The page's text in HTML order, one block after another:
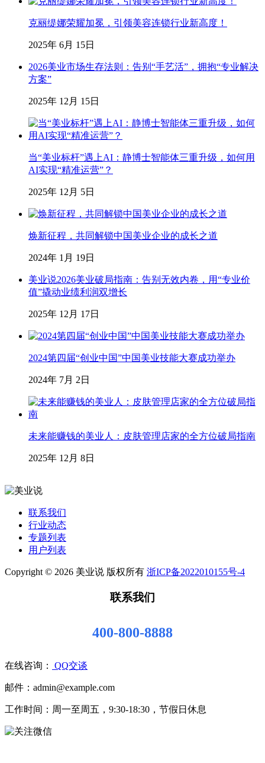
克丽缇娜荣耀加冕，引领美容连锁行业新高度！
2025年 6月 15日
2026美业市场生存法则：告别“手艺活”，拥抱“专业解决
方案”
2025年 12月 15日
当“美业标杆”遇上AI：静博士智能体三重升级，如何用
AI实现“精准运营”？
2025年 12月 5日
焕新征程，共同解锁中国美业企业的成长之道
2024年 1月 19日
美业说2026美业破局指南：告别无效内卷，用“专业价
值”撬动业绩利润双增长
2025年 12月 17日
2024第四届“创业中国”中国美业技能大赛成功举办
2024年 7月 2日
未来能赚钱的美业人：皮肤管理店家的全方位破局指南
2025年 12月 8日
联系我们
行业动态
专题列表
用户列表
Copyright © 2026 美业说 版权所有 浙ICP备2022010155号-4
联系我们
400-800-8888
在线咨询： QQ交谈
邮件：admin@example.com
工作时间：周一至周五，9:30-18:30，节假日休息